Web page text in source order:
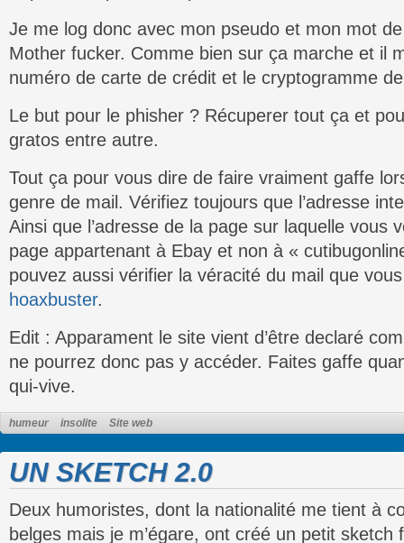
Je me log donc avec mon pseudo et mon mot
Mother fucker. Comme bien sur ça marche et il
numéro de carte de crédit et le cryptogramme
Le but pour le phisher ? Récuperer tout ça et
gratos entre autre.
Tout ça pour vous dire de faire vraiment gaffe
genre de mail. Vérifiez toujours que l’adresse
Ainsi que l’adresse de la page sur laquelle vous
page appartenant à Ebay et non à «
pouvez aussi vérifier la véracité du mail que
hoaxbuster.
Edit : Apparament le site vient d’être declaré
ne pourrez donc pas y accéder. Faites gaffe
qui-vive.
humeur insolite Site web
UN SKETCH 2.0
Deux humoristes, dont la nationalité me tient à
belges mais je m’égare, ont créé un petit